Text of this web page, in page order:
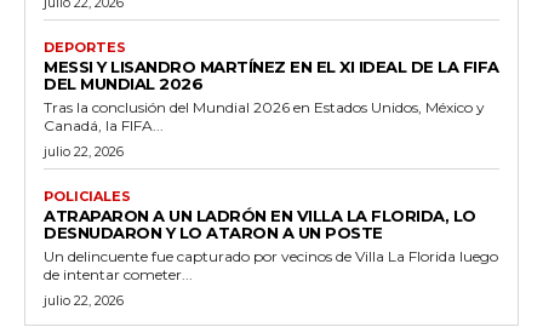
DEPORTES
MESSI Y LISANDRO MARTÍNEZ EN EL XI IDEAL DE LA FIFA
DEL MUNDIAL 2026
Tras la conclusión del Mundial 2026 en Estados Unidos, México y
Canadá, la FIFA...
julio 22, 2026
POLICIALES
ATRAPARON A UN LADRÓN EN VILLA LA FLORIDA, LO
DESNUDARON Y LO ATARON A UN POSTE
Un delincuente fue capturado por vecinos de Villa La Florida luego
de intentar cometer...
julio 22, 2026